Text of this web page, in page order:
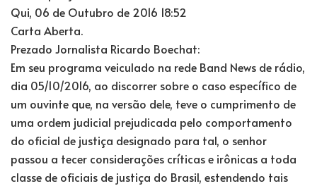
Qui, 06 de Outubro de 2016 18:52
Carta Aberta.
Prezado Jornalista Ricardo Boechat:
Em seu programa veiculado na rede Band News de rádio,
dia 05/10/2016, ao discorrer sobre o caso específico de
um ouvinte que, na versão dele, teve o cumprimento de
uma ordem judicial prejudicada pelo comportamento
do oficial de justiça designado para tal, o senhor
passou a tecer considerações críticas e irônicas a toda
classe de oficiais de justiça do Brasil, estendendo tais